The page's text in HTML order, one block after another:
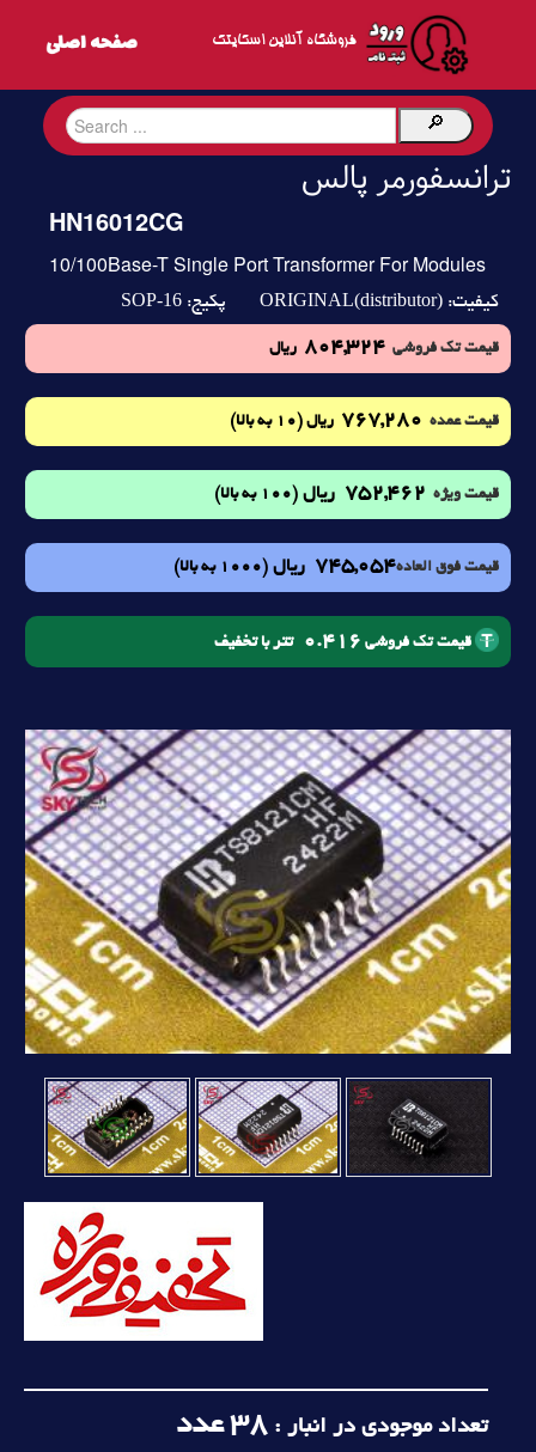
فروشگاه آنلاین اسکایتک
ترانسفورمر پالس
HN16012CG
10/100Base-T Single Port Transformer For Modules
کیفیت: ORIGINAL(distributor) پکیج: SOP-16
قیمت تک فروشی 804,324 ریال
قیمت عمده 767,280 ریال (10 به بالا)
قیمت ویژه 752,462 ریال (100 به بالا)
قیمت فوق العاده745,054 ریال (1000 به بالا)
قیمت تک فروشی 0.416 تتر با تخفیف
تعداد موجودی در انبار :38 عدد